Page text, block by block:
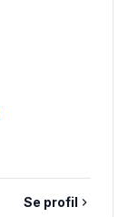
Se profil